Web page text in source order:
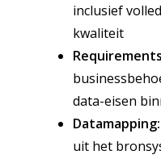
inclusief
kwaliteit
data-eisen
Datamapping:
uit het